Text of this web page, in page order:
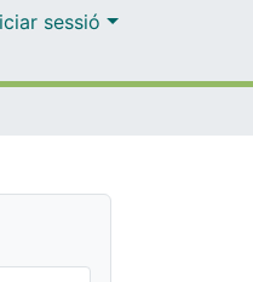
sessió